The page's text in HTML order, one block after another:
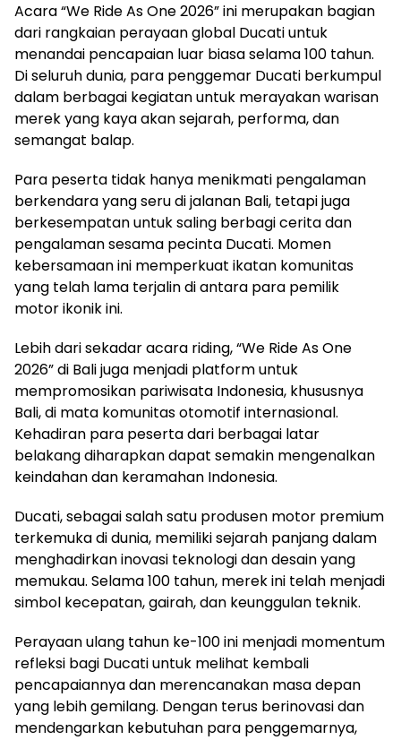
Acara “We Ride As One 2026” ini merupakan bagian
dari rangkaian perayaan global Ducati untuk
menandai pencapaian luar biasa selama 100 tahun.
Di seluruh dunia, para penggemar Ducati berkumpul
dalam berbagai kegiatan untuk merayakan warisan
merek yang kaya akan sejarah, performa, dan
semangat balap.
Para peserta tidak hanya menikmati pengalaman
berkendara yang seru di jalanan Bali, tetapi juga
berkesempatan untuk saling berbagi cerita dan
pengalaman sesama pecinta Ducati. Momen
kebersamaan ini memperkuat ikatan komunitas
yang telah lama terjalin di antara para pemilik
motor ikonik ini.
Lebih dari sekadar acara riding, “We Ride As One
2026” di Bali juga menjadi platform untuk
mempromosikan pariwisata Indonesia, khususnya
Bali, di mata komunitas otomotif internasional.
Kehadiran para peserta dari berbagai latar
belakang diharapkan dapat semakin mengenalkan
keindahan dan keramahan Indonesia.
Ducati, sebagai salah satu produsen motor premium
terkemuka di dunia, memiliki sejarah panjang dalam
menghadirkan inovasi teknologi dan desain yang
memukau. Selama 100 tahun, merek ini telah menjadi
simbol kecepatan, gairah, dan keunggulan teknik.
Perayaan ulang tahun ke-100 ini menjadi momentum
refleksi bagi Ducati untuk melihat kembali
pencapaiannya dan merencanakan masa depan
yang lebih gemilang. Dengan terus berinovasi dan
mendengarkan kebutuhan para penggemarnya,